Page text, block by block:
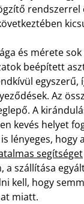
és mérete
beépített
egyszerű,
Az
A
kevés helyet
lényeges,
segítséget
a szállítása
kell, hogy
miatt.